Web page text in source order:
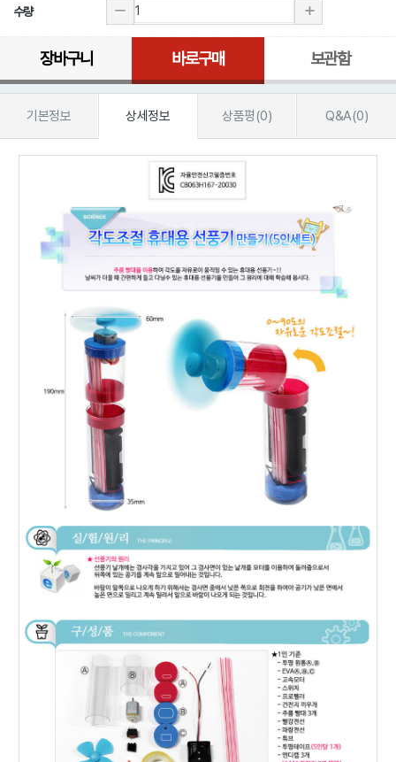
수량
장바구니 바로구매 보관함
기본정보 상세정보 상품평(0) Q&A(0)